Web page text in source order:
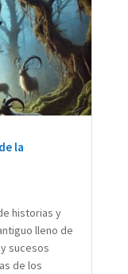
la
historias y
lleno de
sucesos
de los